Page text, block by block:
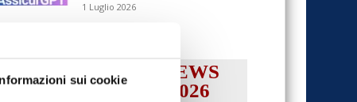
sui cookie
1 Luglio 2026
MENSILE ASSINEWS
AGOSTO 2026